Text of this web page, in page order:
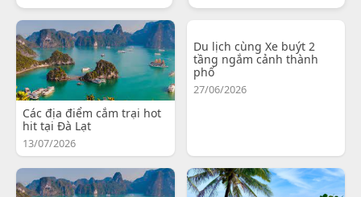
Các địa điểm cắm trại hot
hit tại Đà Lạt
13/07/2026
Du lịch cùng Xe buýt 2
tầng ngắm cảnh thành
phố
27/06/2026